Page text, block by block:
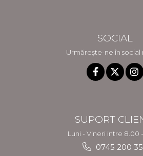
SOCIAL
Urmărește-ne în social
SUPORT
Luni - Vineri intre 8.00
0745 200